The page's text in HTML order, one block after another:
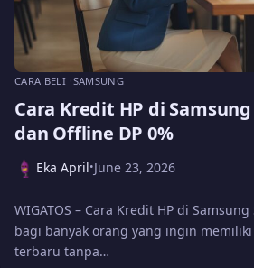
CARA BELI SAMSUNG
Cara Kredit HP di
dan Offline DP 0%
Eka April•June 23, 2026
WIGATOS – Cara Kredit HP di
bagi banyak orang yang ingin
terbaru tanpa…